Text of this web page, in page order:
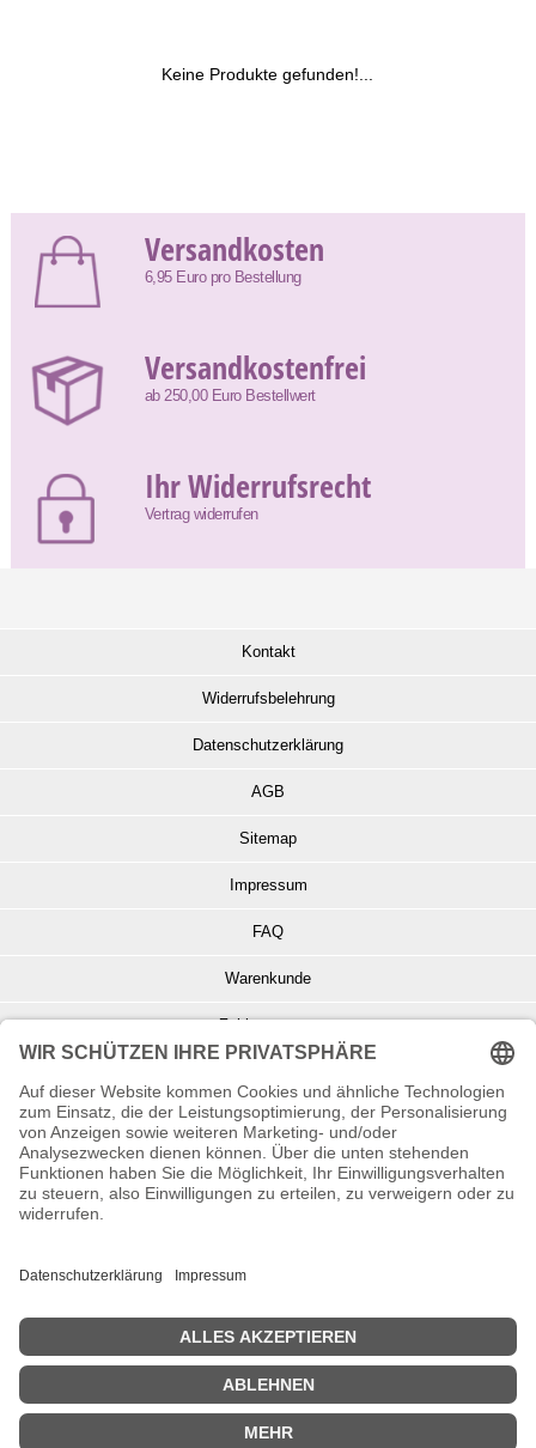
Keine Produkte gefunden!...
Versandkosten
6,95 Euro pro Bestellung
Versandkostenfrei
ab 250,00 Euro Bestellwert
Ihr Widerrufsrecht
Vertrag widerrufen
Kontakt
Widerrufsbelehrung
Datenschutzerklärung
AGB
Sitemap
Impressum
FAQ
Warenkunde
Zahlungsarten
Info zu Elektro- u. Elektronikgeräten
Batterieentsorgung
Informationen zur Echtheit von Kundenbewertungen
© Copyright 2026 Wohnambiente-Shop